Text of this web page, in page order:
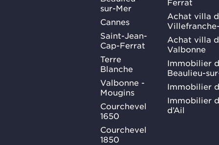
sur-Mer
Cannes
Saint-Jean-
Cap-Ferrat
Terre
Blanche
Valbonne -
Mougins
Courchevel
1650
Courchevel
1850
Ferrat
Achat villa
Achat villa
Valbonne
Immobilier
Beaulieu-
Immobilier
Immobilier
d’Ail